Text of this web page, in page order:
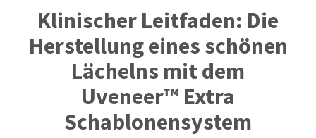
Klinischer Leitfaden: Die
Herstellung eines schönen
Lächelns mit dem
Uveneer™ Extra
Schablonensystem